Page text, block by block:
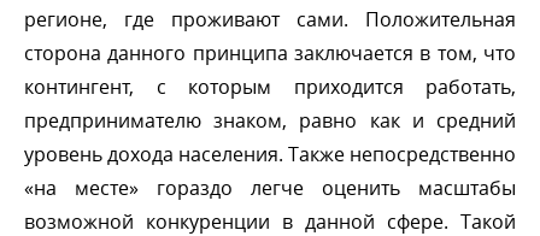
регионе, где проживают сами. Положительная
сторона данного принципа заключается в том, что
контингент, с которым приходится работать,
предпринимателю знаком, равно как и средний
уровень дохода населения. Также непосредственно
«на месте» гораздо легче оценить масштабы
озможной конкуренции в данной сфере. Такой